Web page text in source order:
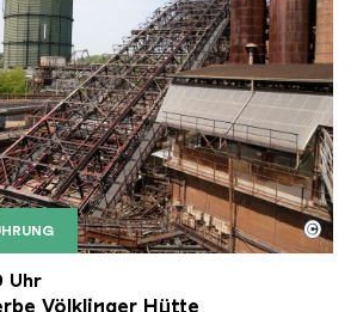
der Völklinger Hütte mit
Völklinger Hütte | Karl
©
Uhr
Völklinger Hütte